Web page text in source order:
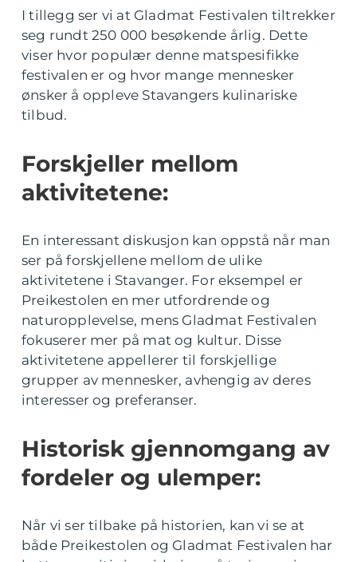
I tillegg ser vi at Gladmat Festivalen tiltrekker
seg rundt 250 000 besøkende årlig. Dette
viser hvor populær denne matspesifikke
festivalen er og hvor mange mennesker
ønsker å oppleve Stavangers kulinariske
tilbud.
Forskjeller mellom
aktivitetene:
En interessant diskusjon kan oppstå når man
ser på forskjellene mellom de ulike
aktivitetene i Stavanger. For eksempel er
Preikestolen en mer utfordrende og
naturopplevelse, mens Gladmat Festivalen
fokuserer mer på mat og kultur. Disse
aktivitetene appellerer til forskjellige
grupper av mennesker, avhengig av deres
interesser og preferanser.
Historisk gjennomgang av
fordeler og ulemper:
Når vi ser tilbake på historien, kan vi se at
både Preikestolen og Gladmat Festivalen har